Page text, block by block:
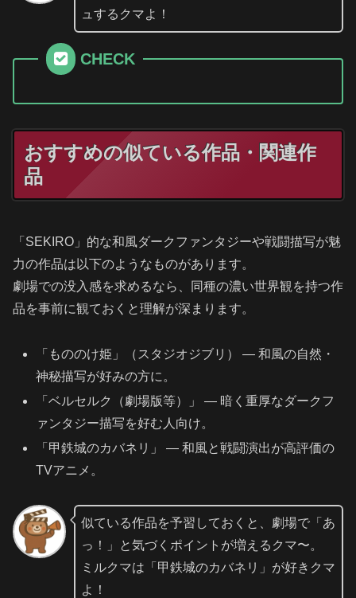
ュするクマよ！
CHECK
おすすめの似ている作品・関連作
品
「SEKIRO」的な和風ダークファンタジーや戦闘描写が魅
力の作品は以下のようなものがあります。
劇場での没入感を求めるなら、同種の濃い世界観を持つ作
品を事前に観ておくと理解が深まります。
「もののけ姫」（スタジオジブリ） — 和風の自然・
神秘描写が好みの方に。
「ベルセルク（劇場版等）」 — 暗く重厚なダークフ
ァンタジー描写を好む人向け。
「甲鉄城のカバネリ」 — 和風と戦闘演出が高評価の
TVアニメ。
似ている作品を予習しておくと、劇場で「あ
っ！」と気づくポイントが増えるクマ〜。
ミルクマは「甲鉄城のカバネリ」が好きクマ
よ！